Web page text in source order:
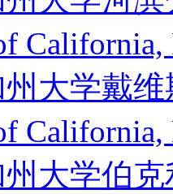
大学戴
大学伯